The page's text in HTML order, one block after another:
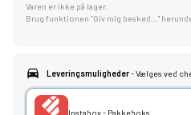
Varen er ikke på lager.
Brug funktionen ”Giv mig besked..."
Leveringsmuligheder- Vælges ved
Instabox - Pakkeboks